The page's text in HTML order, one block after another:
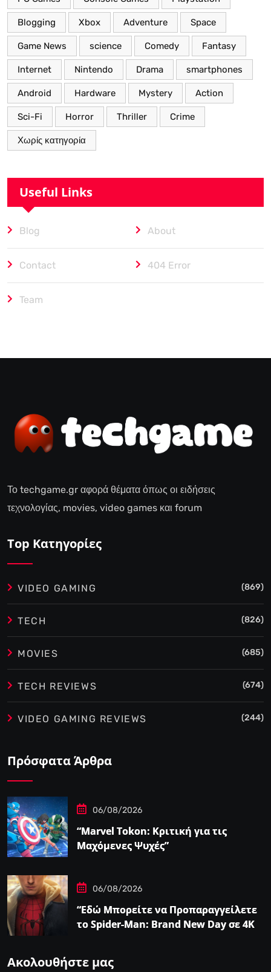
Blogging Xbox Adventure Space
Game News science Comedy Fantasy
Internet Nintendo Drama smartphones
Android Hardware Mystery Action
Sci-Fi Horror Thriller Crime
Χωρίς κατηγορία
Useful Links
Blog About
Contact 404 Error
Team
Το techgame.gr αφορά θέματα όπως οι ειδήσεις
τεχνολογίας, movies, video games και forum
Top Κατηγορίες
VIDEO GAMING (869)
TECH (826)
MOVIES (685)
TECH REVIEWS (674)
VIDEO GAMING REVIEWS (244)
Πρόσφατα Άρθρα
06/08/2026
“Marvel Tokon: Κριτική για τις
Μαχόμενες Ψυχές”
06/08/2026
“Εδώ Μπορείτε να Προπαραγγείλετε
το Spider-Man: Brand New Day σε 4K
Ακολουθήστε μας